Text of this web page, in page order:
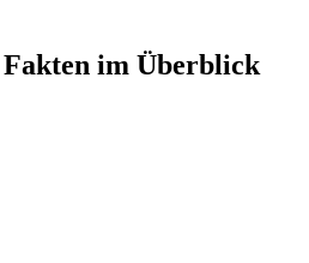
Fakten im Überblick